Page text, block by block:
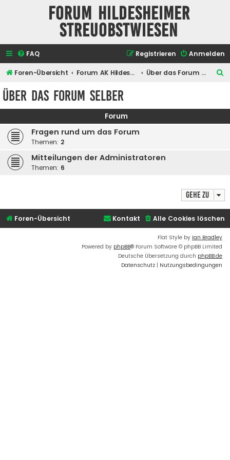
Forum Hildesheimer
Streuobstwiesen
FAQ Anmelden
Registrieren
Foren-Übersicht Forum AK Hildesheimer Streuobstwiesen Über das Forum selber
e
Über das Forum selber
Forum
Fragen rund um das Forum
Themen: 2
Mitteilungen der Administratoren
Themen: 6
Gehe zu
Foren-Übersicht Alle Cookies löschen
Kontakt
Flat Style by Ian Bradley
Powered by phpBB® Forum Software © phpBB Limited
Deutsche Übersetzung durch phpBB.de
Datenschutz | Nutzungsbedingungen